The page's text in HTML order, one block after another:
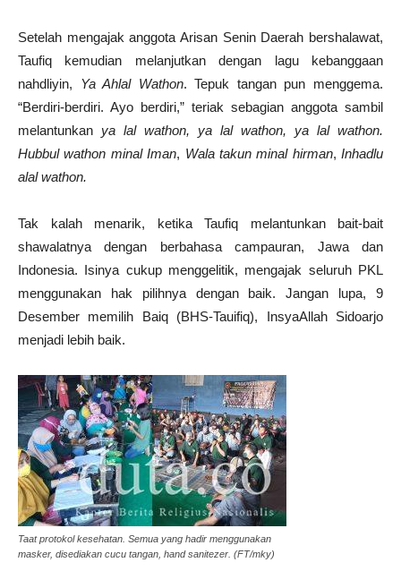
Setelah mengajak anggota Arisan Senin Daerah bershalawat,
Taufiq kemudian melanjutkan dengan lagu kebanggaan
nahdliyin, Ya Ahlal Wathon. Tepuk tangan pun menggema.
“Berdiri-berdiri. Ayo berdiri,” teriak sebagian anggota sambil
melantunkan ya lal wathon, ya lal wathon, ya lal wathon.
Hubbul wathon minal Iman, Wala takun minal hirman, Inhadlu
alal wathon.
Tak kalah menarik, ketika Taufiq melantunkan bait-bait
shawalatnya dengan berbahasa campauran, Jawa dan
Indonesia. Isinya cukup menggelitik, mengajak seluruh PKL
menggunakan hak pilihnya dengan baik. Jangan lupa, 9
Desember memilih Baiq (BHS-Tauifiq), InsyaAllah Sidoarjo
menjadi lebih baik.
Taat protokol kesehatan. Semua yang hadir menggunakan
masker, disediakan cucu tangan, hand sanitezer. (FT/mky)